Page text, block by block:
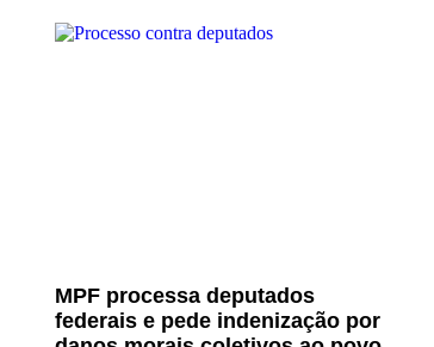
MPF processa deputados
federais e pede indenização por